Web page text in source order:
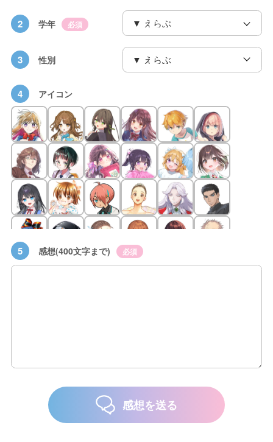
2 学年 必須
3 性別
4 アイコン
5 感想(400文字まで) 必須
感想を送る